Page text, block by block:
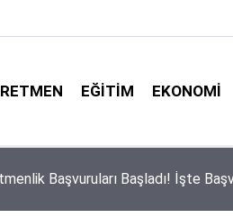
EĞITIM EKONOMI
Açıklaması